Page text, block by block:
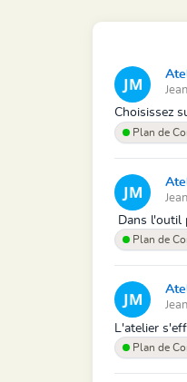
Choisissez
Plan de
Dans l'outil
Plan de
L'atelier
Plan de